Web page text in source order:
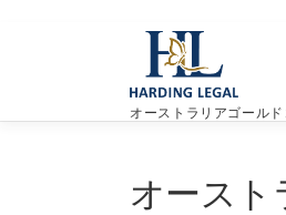
ツ
オーストラリアゴール
オースト